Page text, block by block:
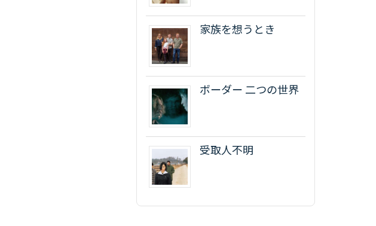
家族を想うとき
ボーダー 二つの世界
受取人不明